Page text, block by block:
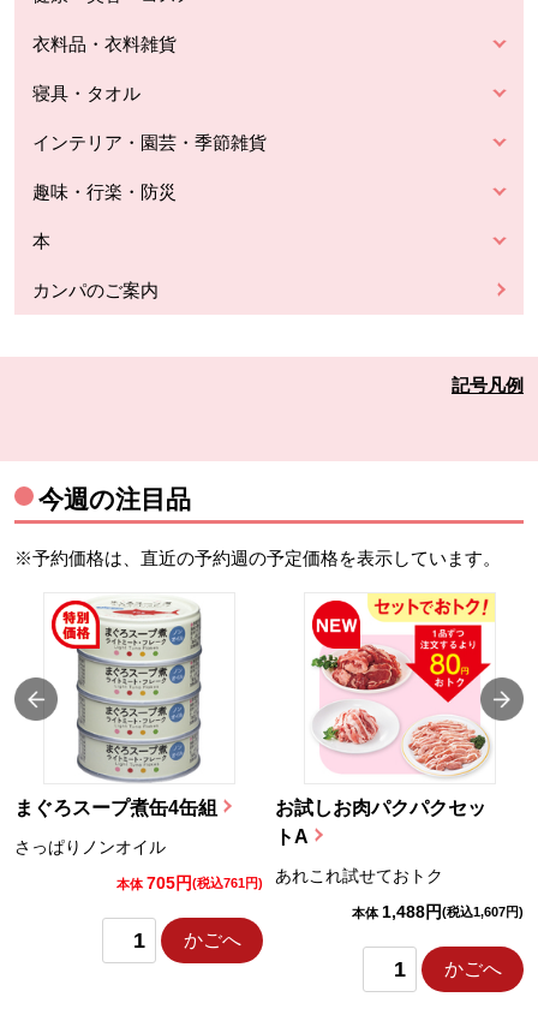
衣料品・衣料雑貨
寝具・タオル
インテリア・園芸・季節雑貨
趣味・行楽・防災
本
カンパのご案内
記号凡例
今週の注目品
※予約価格は、直近の予約週の予定価格を表示しています。
まぐろスープ煮缶4缶組
さっぱりノンオイル
本体 705円(税込761円)
かごへ
お試しお肉パクパクセッ
トA
あれこれ試せておトク
本体 1,488円(税込1,607円)
かごへ